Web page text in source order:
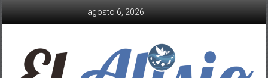
agosto 6, 2026